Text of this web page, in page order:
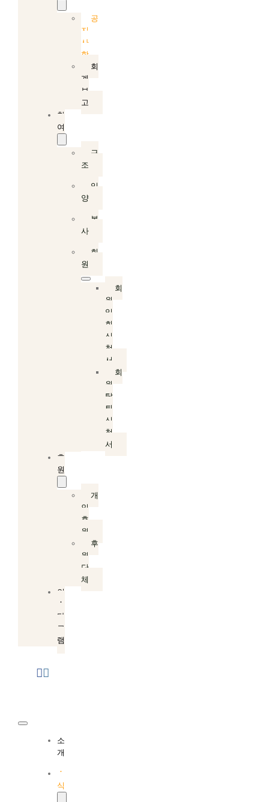
공
지
사
항
회
계
보
고
참
여
구
조
입
양
봉
사
회
원
회
원
입
회
신
청
서
회
원
탈
퇴
신
청
서
후
원
개
인
후
원
후
원
단
체
인
스
타
그
램
Toggle
Navigation
소
개
소
식